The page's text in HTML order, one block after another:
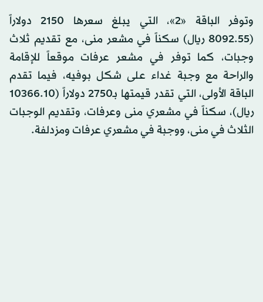
وتوفر الباقة «2»، التي يبلغ سعرها 2150 دولاراً
(8092.55 ريال) سكناً في مشعر منى، مع تقديم ثلاث
وجبات، كما توفر في مشعر عرفات موقعاً للإقامة
والراحة مع وجبة غداء على شكل بوفيه، فيما تقدم
الباقة الأولى، التي تقدر قيمتها بـ2750 دولاراً (10366.10
ريال)، سكناً في مشعري منى وعرفات، وتقديم الوجبات
الثلاث في منى، ووجبة في مشعري عرفات ومزدلفة.